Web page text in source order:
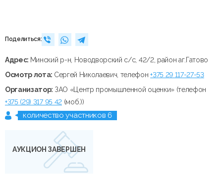
Поделиться:
Адрес: Минский р-н, Новодворский с/с, 42/2, район аг.Гатово
Осмотр лота: Сергей Николаевич, телефон+375 29 117-27-53
Организатор: ЗАО «Центр промышленной оценки» (телефон
+375 (29) 317 95 42(моб.))
количество участников 6
АУКЦИОН ЗАВЕРШЕН